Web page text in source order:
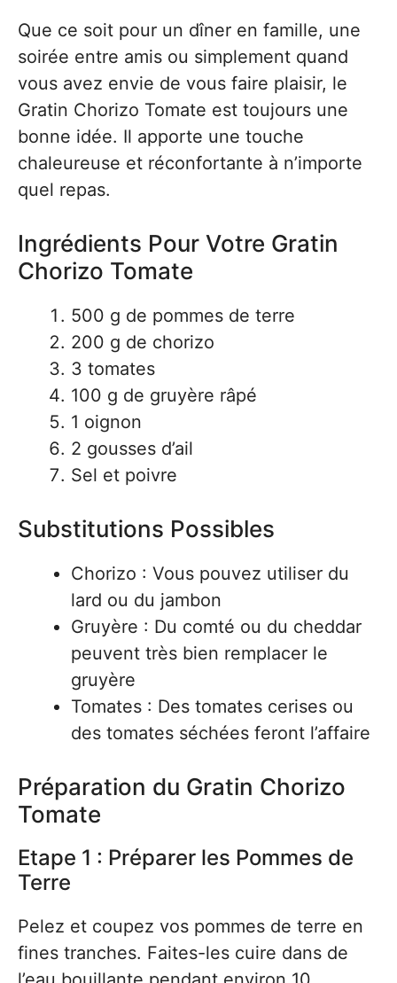
Que ce soit pour un dîner en famille, une
soirée entre amis ou simplement quand
vous avez envie de vous faire plaisir, le
Gratin Chorizo Tomate est toujours une
bonne idée. Il apporte une touche
chaleureuse et réconfortante à n’importe
quel repas.
Ingrédients Pour Votre Gratin
Chorizo Tomate
500 g de pommes de terre
200 g de chorizo
3 tomates
100 g de gruyère râpé
1 oignon
2 gousses d’ail
Sel et poivre
Substitutions Possibles
Chorizo : Vous pouvez utiliser du
lard ou du jambon
Gruyère : Du comté ou du cheddar
peuvent très bien remplacer le
gruyère
Tomates : Des tomates cerises ou
des tomates séchées feront l’affaire
Préparation du Gratin Chorizo
Tomate
Etape 1 : Préparer les Pommes de
Terre
Pelez et coupez vos pommes de terre en
fines tranches. Faites-les cuire dans de